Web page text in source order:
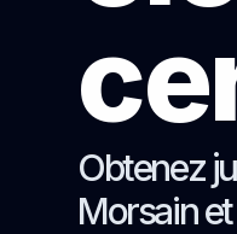
Obtenez
Morsain